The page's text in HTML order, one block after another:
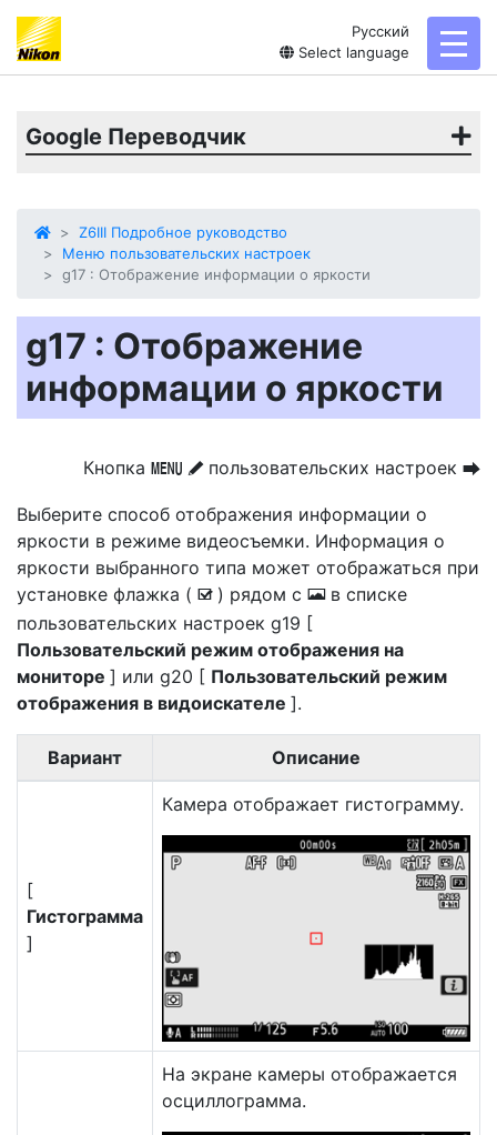
Русский
Select language
Google Переводчик
Z6III Подробное руководство
Меню пользовательских настроек
g17 : Отображение информации о яркости
g17 : Отображение
информации о яркости
Кнопка G A пользовательских настроек U
Выберите способ отображения информации о
яркости в режиме видеосъемки. Информация о
яркости выбранного типа может отображаться при
установке флажка ( M ) рядом с E в списке
пользовательских настроек g19 [
Пользовательский режим отображения на
мониторе ] или g20 [ Пользовательский режим
отображения в видоискателе ].
Вариант Описание
[
Гистограмма
]
Камера отображает гистограмму.
На экране камеры отображается
осциллограмма.